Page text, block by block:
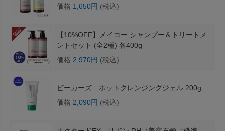
価格 1,650円 (税込)
【10%OFF】メイコー シャンプー＆トリートメ
ントセット (全2種) 各400g
価格 2,970円 (税込)
ビーカーズ ホットクレンジングジェル 200g
価格 2,090円 (税込)